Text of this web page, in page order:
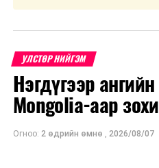
Хөдөлмөр, нийгмийн
УЛСТӨР НИЙГЭМ
Нэгдүгээр
Mongolia-аар
Огноо: 2 өдрийн өмнө , 2026/08/07